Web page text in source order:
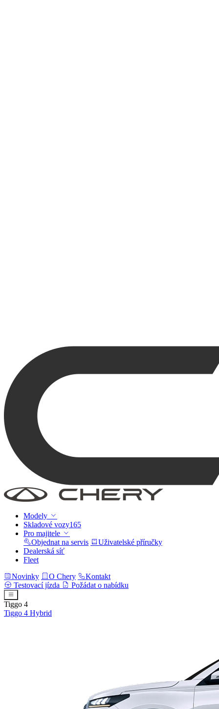
Modely
Skladové vozy165
Pro majitele
Objednat na servis
Uživatelské příručky
Dealerská síť
Fleet
Novinky
O Chery
Kontakt
Testovací jízda
Požádat o nabídku
Tiggo 4
Tiggo 4 Hybrid